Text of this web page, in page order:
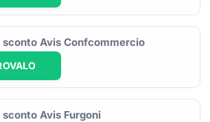
sconto Avis Confcommercio
Avis Furgoni